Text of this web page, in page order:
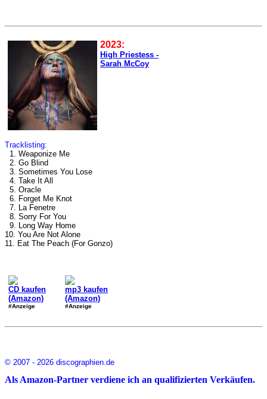
2023:
High Priestess -
Sarah McCoy
Tracklisting:
1. Weaponize Me
2. Go Blind
3. Sometimes You Lose
4. Take It All
5. Oracle
6. Forget Me Knot
7. La Fenetre
8. Sorry For You
9. Long Way Home
10. You Are Not Alone
11. Eat The Peach (For Gonzo)
CD kaufen
(Amazon)
#Anzeige
mp3 kaufen
(Amazon)
#Anzeige
© 2007 - 2026 discographien.de
Als Amazon-Partner verdiene ich an qualifizierten Verkäufen.